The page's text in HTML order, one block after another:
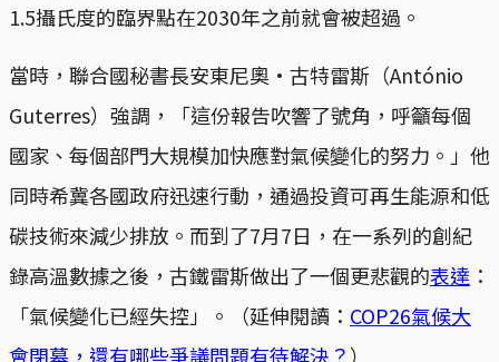
1.5攝氏度的臨界點在2030年之前就會被超過。
當時，聯合國秘書長安東尼奧·古特雷斯（António
Guterres）強調，「這份報告吹響了號角，呼籲每個
國家、每個部門大規模加快應對氣候變化的努力。」他
同時希冀各國政府迅速行動，通過投資可再生能源和低
碳技術來減少排放。而到了7月7日，在一系列的創紀
錄高溫數據之後，古鐵雷斯做出了一個更悲觀的表達 ：
「氣候變化已經失控」。（延伸閱讀： COP26氣候大
會閉幕，還有哪些爭議問題有待解決？）